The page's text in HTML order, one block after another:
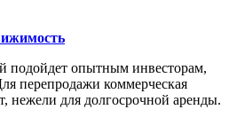
опытным инвесторам,
перепродажи коммерческая
нежели для долгосрочной аренды.